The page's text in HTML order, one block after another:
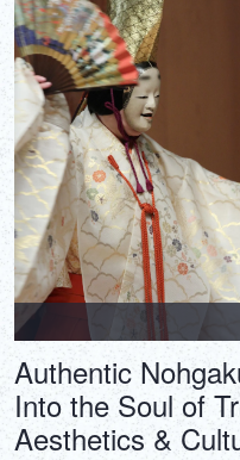
Authentic
Into the Soul of
Aesthetics &